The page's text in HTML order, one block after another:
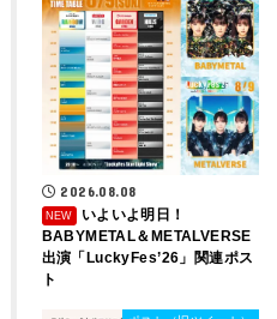
2026.08.08
いよいよ明日！
BABYMETAL＆METALVERSE
出演「LuckyFes’26」関連ポス
ト